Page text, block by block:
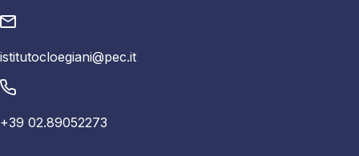
istitutocloegiani@pec.it
+39 02.89052273